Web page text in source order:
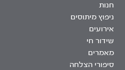
חנות
ניפוץ מיתוסים
אירועים
שידור חי
מאמרים
סיפורי הצלחה